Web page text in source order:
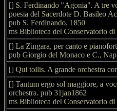
[] S. Ferdinando "Agonia". A tre
poesia del Sacerdote D. Basileo
pub S. Ferdinando, 1850
ms Biblioteca del Conservatorio
[] La Zingara, per canto e
pub Giorgio del Monaco e C.,
[] Qui tollis. A grande orchestra
[] Tantum ergo sol maggiore, a
orchestra. pub 31jan1862
ms Biblioteca del Conservatorio